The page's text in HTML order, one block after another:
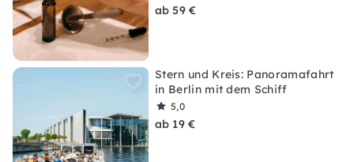
ab 59 €
Stern und Kreis: Panoramafahrt
in Berlin mit dem Schiff
5,0
ab 19 €